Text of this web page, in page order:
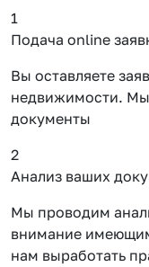
1
Подача online
Вы оставляете
недвижимости.
документы
2
Анализ ваших
Мы проводим
внимание
нам выработать